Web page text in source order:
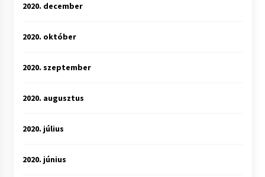
2020. december
2020. október
2020. szeptember
2020. augusztus
2020. július
2020. június